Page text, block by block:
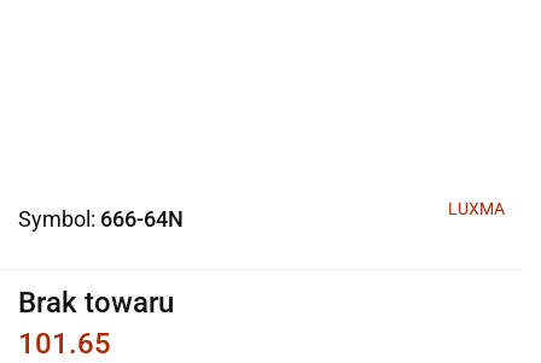
Symbol: 666-64N LUXMA
Brak towaru
101.65